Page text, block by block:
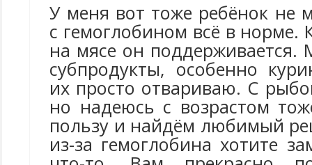
У меня вот тоже ребёнок не
с гемоглобином всё в норме.
на мясе он
субпродукты, особенно
их просто отвариваю. С
но надеюсь с возрастом
пользу и найдём любимый
из-за гемоглобина хотите